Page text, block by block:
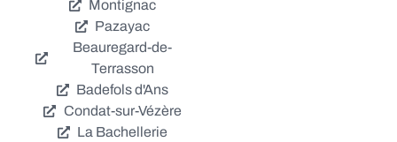
Montignac
Pazayac
Beauregard-de-
Terrasson
Badefols d'Ans
Condat-sur-Vézère
La Bachellerie